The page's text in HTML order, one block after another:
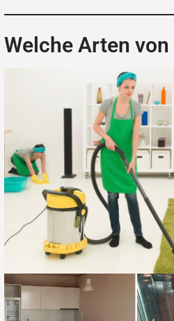
Welche Arten